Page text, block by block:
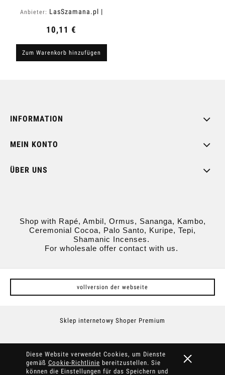
Diese Website verwendet Cookies, um Dienste
gemäß Cookie-Richtlinie bereitzustellen. Sie
können die Einstellungen für das Speichern und
Anbieter: LasSzamana.pl |
10,11 €
Zum Warenkorb hinzufügen
INFORMATION
MEIN KONTO
ÜBER UNS
Shop with Rapé, Ambil, Ormus, Sananga, Kambo,
Ceremonial Cocoa, Palo Santo, Kuripe, Tepi,
Shamanic Incenses.
For wholesale offer contact with us.
vollversion der webseite
Sklep internetowy Shoper Premium